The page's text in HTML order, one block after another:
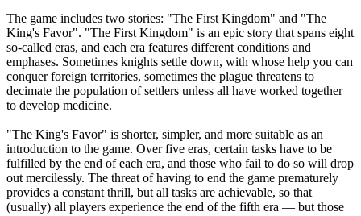
The game includes two stories: "The First Kingdom" and "The
King's Favor". "The First Kingdom" is an epic story that spans eight
so-called eras, and each era features different conditions and
emphases. Sometimes knights settle down, with whose help you can
conquer foreign territories, sometimes the plague threatens to
decimate the population of settlers unless all have worked together
to develop medicine.
"The King's Favor" is shorter, simpler, and more suitable as an
introduction to the game. Over five eras, certain tasks have to be
fulfilled by the end of each era, and those who fail to do so will drop
out mercilessly. The threat of having to end the game prematurely
provides a constant thrill, but all tasks are achievable, so that
(usually) all players experience the end of the fifth era — but those